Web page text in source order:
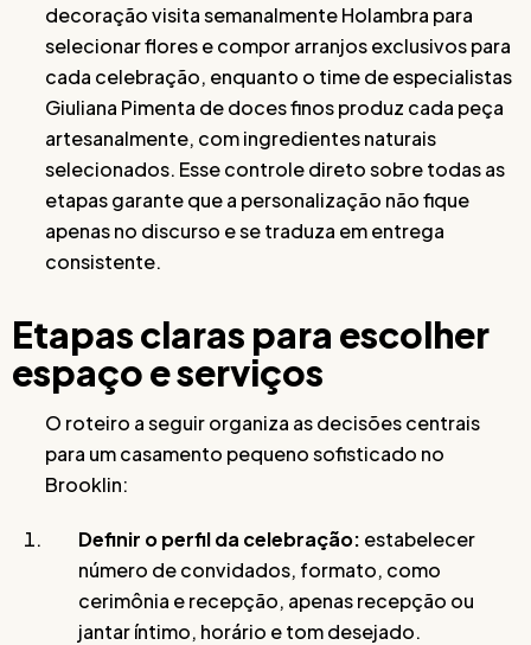
decoração visita semanalmente Holambra para
selecionar flores e compor arranjos exclusivos para
cada celebração, enquanto o time de especialistas
Giuliana Pimenta de doces finos produz cada peça
artesanalmente, com ingredientes naturais
selecionados. Esse controle direto sobre todas as
etapas garante que a personalização não fique
apenas no discurso e se traduza em entrega
consistente.
Etapas claras para escolher
espaço e serviços
O roteiro a seguir organiza as decisões centrais
para um casamento pequeno sofisticado no
Brooklin:
Definir o perfil da celebração: estabelecer
número de convidados, formato, como
cerimônia e recepção, apenas recepção ou
jantar íntimo, horário e tom desejado.